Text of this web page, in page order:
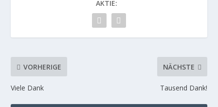
AKTIE:
VORHERIGE
Viele Dank
NÄCHSTE
Tausend Dank!